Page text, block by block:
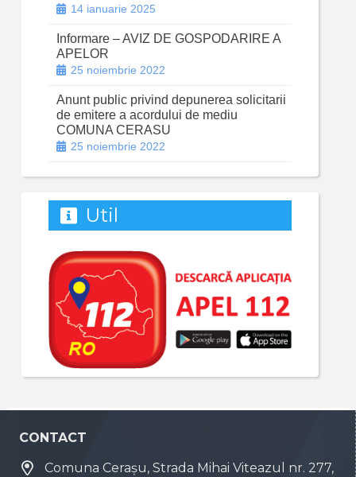
14 ianuarie 2025
Informare – AVIZ DE GOSPODARIRE A
APELOR
25 noiembrie 2022
Anunt public privind depunerea solicitarii
de emitere a acordului de mediu
COMUNA CERASU
25 noiembrie 2022
Util
CONTACT
Comuna Cerașu, Strada Mihai Viteazul nr. 277,